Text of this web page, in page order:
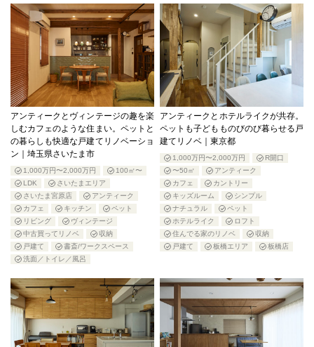
アンティークとヴィンテージの趣を楽
しむカフェのような住まい。ペットと
の暮らしも快適な戸建てリノベーショ
ン｜埼玉県さいたま市
1,000万円〜2,000万円
100㎡〜
LDK
さいたまエリア
さいたま宮原店
アンティーク
カフェ
キッチン
ペット
リビング
ヴィンテージ
中古買ってリノベ
収納
戸建て
書斎/ワークスペース
洗面／トイレ／風呂
アンティークとホテルライクが共存。
ペットも子どもものびのび暮らせる戸
建てリノベ｜東京都
1,000万円〜2,000万円
R開口
〜50㎡
アンティーク
カフェ
カントリー
キッズルーム
シンプル
ナチュラル
ペット
ホテルライク
ロフト
住んでる家のリノベ
収納
戸建て
板橋エリア 板橋店